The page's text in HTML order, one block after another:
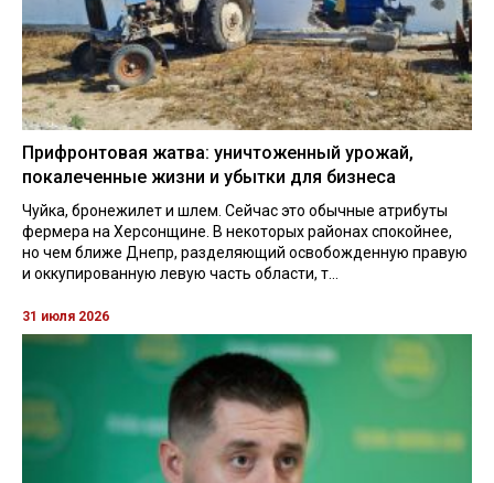
Прифронтовая жатва: уничтоженный урожай,
покалеченные жизни и убытки для бизнеса
Чуйка, бронежилет и шлем. Сейчас это обычные атрибуты
фермера на Херсонщине. В некоторых районах спокойнее,
но чем ближе Днепр, разделяющий освобожденную правую
и оккупированную левую часть области, т...
31 июля 2026